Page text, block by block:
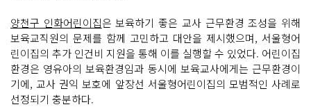
양천구 인화어린이집은 보육하기 좋은 교사 근무환경 조성을 위해
보육교직원의 문제를 함께 고민하고 대안을 제시했으며, 서울형어
린이집의 추가 인건비 지원을 통해 이를 실행할 수 있었다. 어린이집
환경은 영유아의 보육환경임과 동시에 보육교사에게는 근무환경이
기에, 교사 권익 보호에 앞장선 서울형어린이집의 모범적인 사례로
선정되기 충분하다.